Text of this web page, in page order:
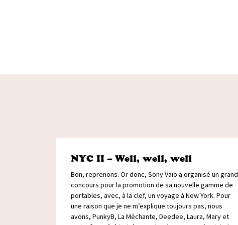
NYC II – Well, well, well
Bon, reprenons. Or donc, Sony Vaio a organisé un grand
concours pour la promotion de sa nouvelle gamme de
portables, avec, à la clef, un voyage à New York. Pour
une raison que je ne m’explique toujours pas, nous
avons, PunkyB, La Méchante, Deedee, Laura, Mary et